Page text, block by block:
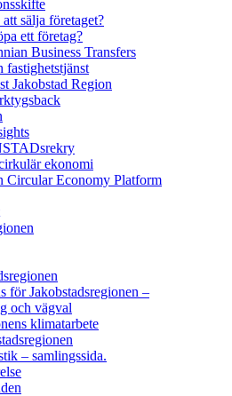
sälja företaget?
ett företag?
Business Transfers
fastighetstjänst
Jakobstad Region
ekonomi
Circular Economy Platform
för Jakobstadsregionen –
och vägval
klimatarbete
– samlingssida.